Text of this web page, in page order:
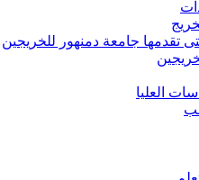
التى تقدمها جامعة دمنهور للخريجين
العليا